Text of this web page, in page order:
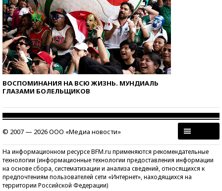
ВОСПОМИНАНИЯ НА ВСЮ ЖИЗНЬ. МУНДИАЛЬ
ГЛАЗАМИ БОЛЕЛЬЩИКОВ
© 2007 — 2026 ООО «Медиа новости»
На информационном ресурсе BFM.ru применяются рекомендательные
технологии (информационные технологии предоставления информации
на основе сбора, систематизации и анализа сведений, относящихся к
предпочтениям пользователей сети «Интернет», находящихся на
территории Российской Федерации)